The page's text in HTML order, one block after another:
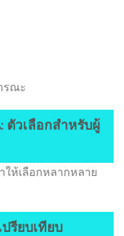
รณะ
ตัวเลือกสำหรับผู้
ให้เลือกหลากหลาย
รียบเทียบ